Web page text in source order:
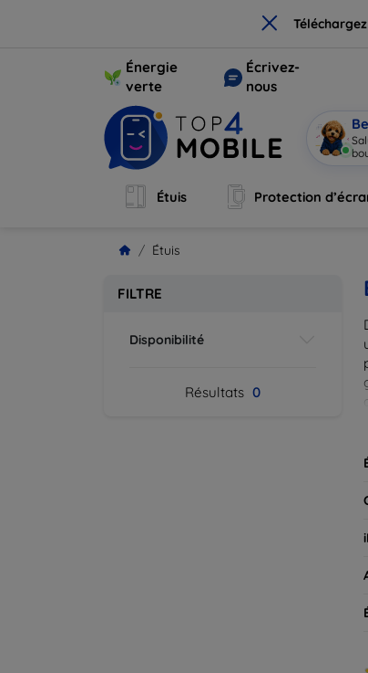
×
Énergie
verte
Écrivez-
nous
Étuis Protection
Étuis
FILTRE
Disponibilité
Résultats 0